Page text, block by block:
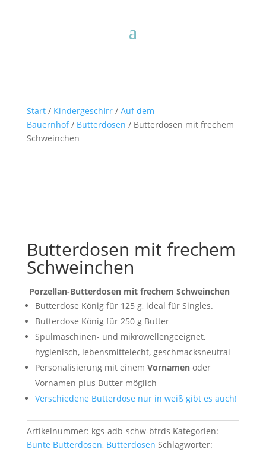
Start/ Kindergeschirr/ Auf dem
Bauernhof/ Butterdosen / Butterdosen mit frechem
Schweinchen
Butterdosen mit frechem
Schweinchen
Porzellan-Butterdosen mit frechem Schweinchen
Butterdose König für 125 g, ideal für Singles.
Butterdose König für 250 g Butter
Spülmaschinen- und mikrowellengeeignet,
hygienisch, lebensmittelecht, geschmacksneutral
Personalisierung mit einem Vornamenoder
Vornamen plus Butter möglich
Verschiedene Butterdose nur in weiß gibt es auch!
Artikelnummer: kgs-adb-schw-btrds Kategorien:
Bunte Butterdosen, Butterdosen Schlagwörter: